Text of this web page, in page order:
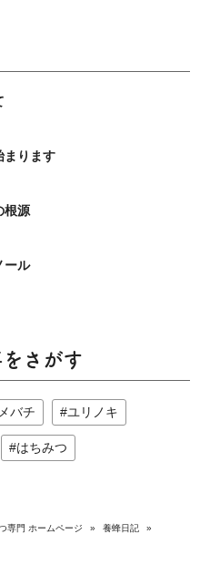
まります
根源
ール
さがす
バチ ユリノキ
はちみつ
専門 ホームページ » 養蜂日記
»